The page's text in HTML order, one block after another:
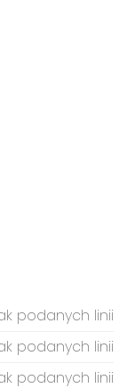
podanych linii
podanych linii
podanych linii